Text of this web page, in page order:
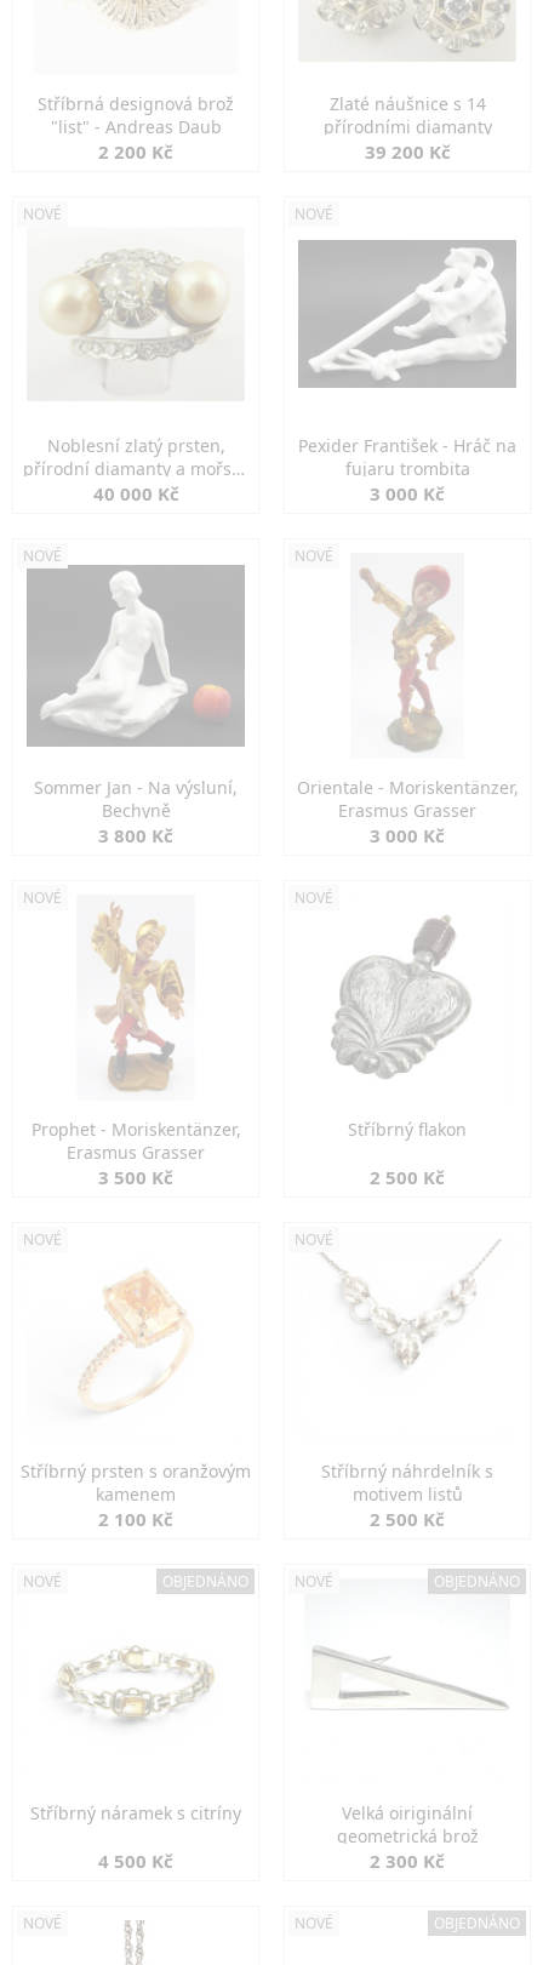
Stříbrná designová brož
"list" - Andreas Daub
2 200 Kč
Zlaté náušnice s 14
přírodními diamanty
39 200 Kč
NOVÉ
Noblesní zlatý prsten,
přírodní diamanty a mořské
perly
40 000 Kč
NOVÉ
Pexider František - Hráč na
fujaru trombita
3 000 Kč
NOVÉ
Sommer Jan - Na výsluní,
Bechyně
3 800 Kč
NOVÉ
Orientale - Moriskentänzer,
Erasmus Grasser
3 000 Kč
NOVÉ
Prophet - Moriskentänzer,
Erasmus Grasser
3 500 Kč
NOVÉ
Stříbrný flakon
2 500 Kč
NOVÉ
Stříbrný prsten s oranžovým
kamenem
2 100 Kč
NOVÉ
Stříbrný náhrdelník s
motivem listů
2 500 Kč
NOVÉ OBJEDNÁNO
Stříbrný náramek s citríny
4 500 Kč
NOVÉ OBJEDNÁNO
Velká oiriginální
geometrická brož
2 300 Kč
NOVÉ NOVÉ OBJEDNÁNO